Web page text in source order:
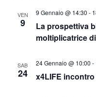
VEN
9
9 Gennaio @ 14:30 -
La prospettiva
moltiplicatrice
SAB
24
24 Gennaio @ 10:00 -
x4LIFE